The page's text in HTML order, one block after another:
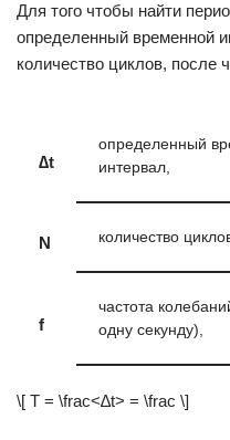
Для того чтобы найти
определенный временной
количество циклов, после
∆t
определенный
интервал,
N количество
f
частота
одну секунду),
\[ T = \frac<∆t> = \frac \]